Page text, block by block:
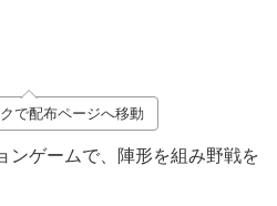
で配布ページへ移動
ンゲームで、陣形を組み野戦を